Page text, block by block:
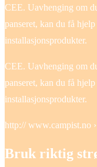
CEE. Uavhenging om
panseret, kan du få
installasjonsprodukter.
CEE. Uavhenging om
panseret, kan du få
installasjonsprodukter.
http:// www.campist.no
Bruk riktig